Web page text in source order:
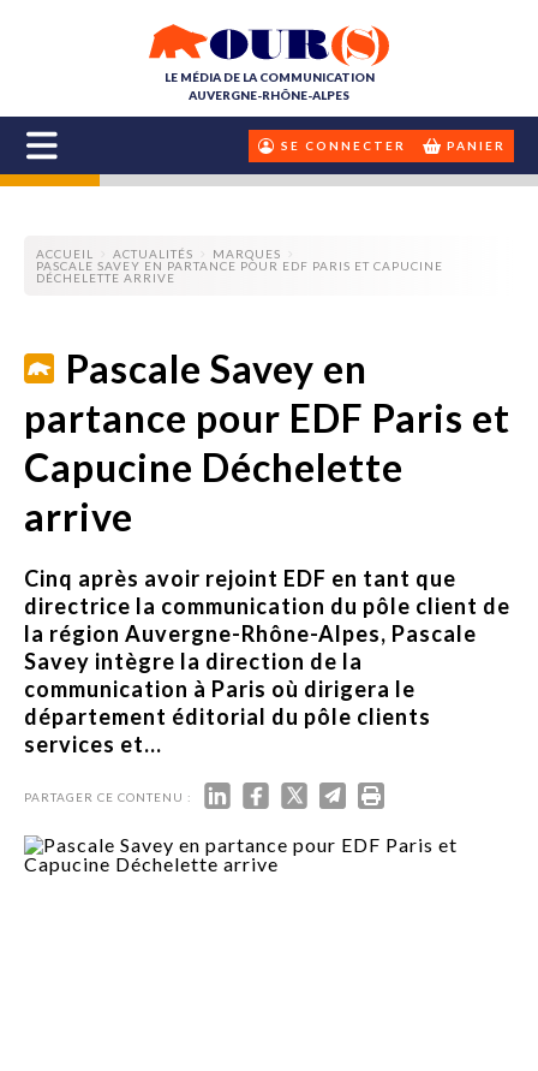
LE MÉDIA DE LA COMMUNICATION
AUVERGNE-RHÔNE-ALPES
SE CONNECTER PANIER
ACCUEIL ACTUALITÉS
MARQUES
PASCALE SAVEY EN PARTANCE POUR EDF PARIS ET CAPUCINE
DÉCHELETTE ARRIVE
Pascale Savey en
partance pour EDF Paris et
Capucine Déchelette
arrive
Cinq après avoir rejoint EDF en tant que
directrice la communication du pôle client de
la région Auvergne-Rhône-Alpes, Pascale
Savey intègre la direction de la
communication à Paris où dirigera le
département éditorial du pôle clients
services et...
PARTAGER CE CONTENU :